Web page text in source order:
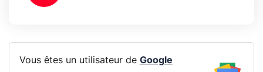
Vous êtes un utilisateur de Google